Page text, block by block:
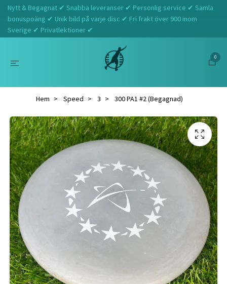
Nytt & Begagnat ✔ Snabba leveranser ✔ Personlig service ✔ Samla
bonuspoäng ✔ Unik bild på varje disc ✔ Fri frakt över 900 inom
Sverige ✔ Privatlektioner ✔
0
Hem Speed 3 300 PA1 #2 (Begagnad)